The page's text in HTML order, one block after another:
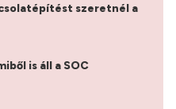
szeretnél a
is áll a SOC